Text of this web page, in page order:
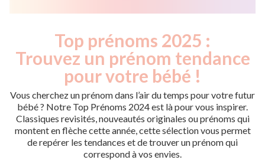
Top prénoms 2025 :
Trouvez un prénom tendance
pour votre bébé !
Vous cherchez un prénom dans l’air du temps pour votre futur
bébé ? Notre Top Prénoms 2024 est là pour vous inspirer.
Classiques revisités, nouveautés originales ou prénoms qui
montent en flèche cette année, cette sélection vous permet
de repérer les tendances et de trouver un prénom qui
correspond à vos envies.